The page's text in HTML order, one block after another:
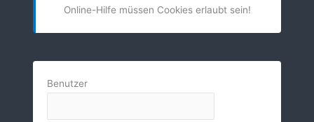
Online-Hilfe müssen Cookies erlaubt sein!
Benutzer